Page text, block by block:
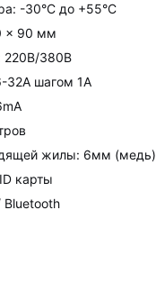
-30°C до +55°C
x 90 мм
220В/380В
32А шагом 1А
жилы: 6мм (медь)
карты
Bluetooth